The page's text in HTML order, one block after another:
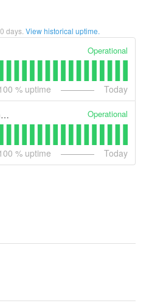
days. View historical uptime.
Operational
% uptime Today
Management Portal (example) Operational
% uptime Today